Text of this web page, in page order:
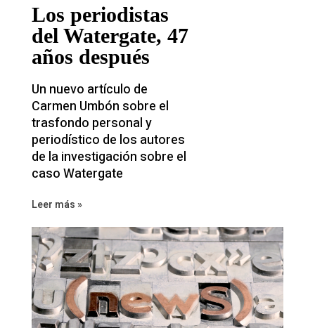
Los periodistas
del Watergate, 47
años después
Un nuevo artículo de
Carmen Umbón sobre el
trasfondo personal y
periodístico de los autores
de la investigación sobre el
caso Watergate
Leer más »